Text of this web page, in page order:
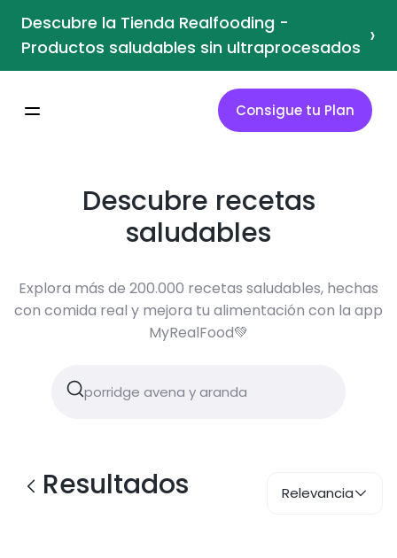
Descubre la Tienda Realfooding -
Productos saludables sin ultraprocesados ›
Consigue tu Plan
Descubre recetas
saludables
Explora más de 200.000 recetas saludables, hechas
con comida real y mejora tu alimentación con la app
MyRealFood💚
Resultados Relevancia